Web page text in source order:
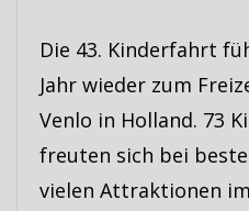
Die 43. Kinderfahrt
Jahr wieder zum
Venlo in Holland. 73
freuten sich bei
vielen Attraktionen